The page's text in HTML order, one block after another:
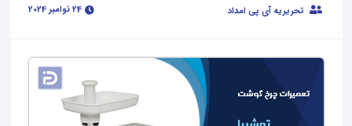
تحریریه آی پی امداد